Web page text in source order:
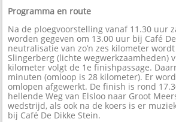
Programma en route
Na de ploegvoorstelling vanaf 11.30 uur
worden gegeven om 13.00 uur bij Café
neutralisatie van zo’n zes kilometer
Slingerberg (lichte wegwerkzaamheden)
kilometer volgt de 1e finishpassage.
minuten (omloop is 28 kilometer). Er
omlopen afgewerkt. De finish is rond
hellende Weg van Elsloo naar Groot
wedstrijd, als ook na de koers is er
bij Café De Dikke Stein.